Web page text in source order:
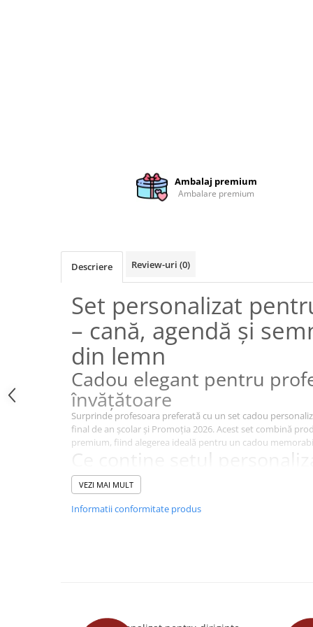
Termosuri Personalizate
Desfacatoare si Tirbusoane
Shaker, Plosca
Cutii si Accesorii pentru Vin
Personalizate
Vinuri Personalizate
Accesorii de Birou
Pixuri Personalizate
Mousepad-uri
Globuri de Birou
Planner / Jurnal
Articole pentru Casa Personalizate
Brichete Personalizate
Ambalaj premium
Ambalare premium
Descriere Review-uri (0)
Set personalizat
– cană, agendă și
din lemn
Cadou elegant pentru
învățătoare
Surprinde profesoara preferată cu un set cadou
final de an școlar și Promoția 2026. Acest set combină
premium, fiind alegerea ideală pentru un cadou
Ce conține setul
Cană ceramică personalizată 300 ml
Agendă A5 cu coperți din lemn
Semn de carte din lemn personalizat
Cutie craft premium cu sticker personalizat
Designul elegant transformă acest set într-o amintire
Cadou ideal pentru sfârșit
VEZI MAI MULT
Informatii conformitate produs